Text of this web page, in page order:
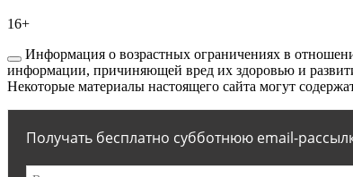
16+
Информация о возрастных ограничениях в
информации, причиняющей вред их здоровью и
Некоторые материалы настоящего сайта могут
Получать бесплатно субботнюю email-